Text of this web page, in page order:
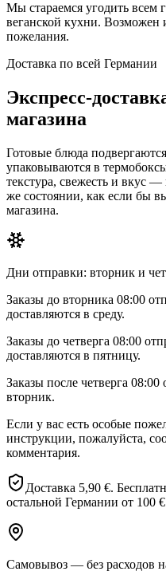
Мы стараемся угодить всем
веганской кухни. Возможен
пожелания.
Доставка по всей Германии
Экспресс-
магазина
Готовые блюда
упаковываются в
текстура, свежесть и вкус
же состоянии, как если бы
магазина.
Дни отправки: вторник и
Заказы до вторника 08:00
доставляются в среду.
Заказы до четверга 08:00
доставляются в пятницу.
Заказы после четверга
вторник.
Если у вас есть особые
инструкции, пожалуйста,
комментария.
Доставка 5,90 €.
остальной Германии от 100
Самовывоз — без расходов